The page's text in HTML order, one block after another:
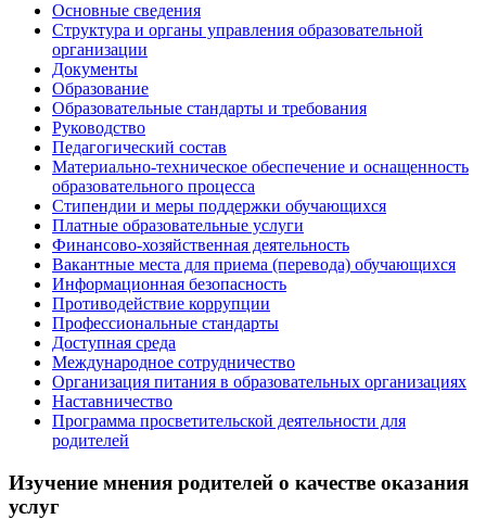
Основные сведения
Структура и органы управления образовательной
организации
Документы
Образование
Образовательные стандарты и требования
Руководство
Педагогический состав
Материально-техническое обеспечение и оснащенность
образовательного процесса
Стипендии и меры поддержки обучающихся
Платные образовательные услуги
Финансово-хозяйственная деятельность
Вакантные места для приема (перевода) обучающихся
Информационная безопасность
Противодействие коррупции
Профессиональные стандарты
Доступная среда
Международное сотрудничество
Организация питания в образовательных организациях
Наставничество
Программа просветительской деятельности для
родителей
Изучение мнения родителей о качестве оказания
услуг